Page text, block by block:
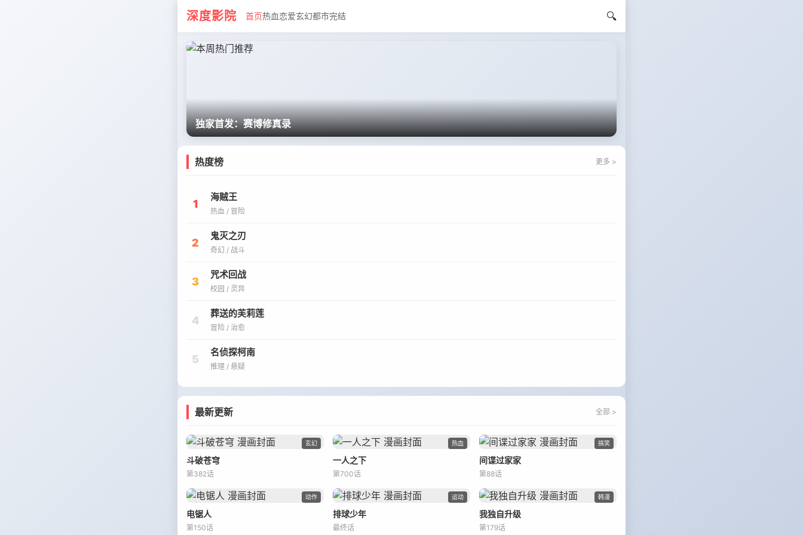
深度影院 首页热血恋爱玄幻都市完结 🔍
独家首发：赛博修真录
热度榜 更多 >
1
海贼王
热血 / 冒险
2
鬼灭之刃
奇幻 / 战斗
3
咒术回战
校园 / 灵异
4
葬送的芙莉莲
冒险 / 治愈
5
名侦探柯南
推理 / 悬疑
最新更新 全部 >
玄幻
斗破苍穹
第382话
热血
一人之下
第700话
搞笑
间谍过家家
第88话
动作
电锯人
第150话
运动
排球少年
最终话
韩漫
我独自升级
第179话